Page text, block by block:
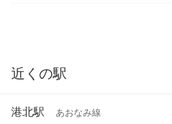
近くの駅
港北駅 あおなみ線